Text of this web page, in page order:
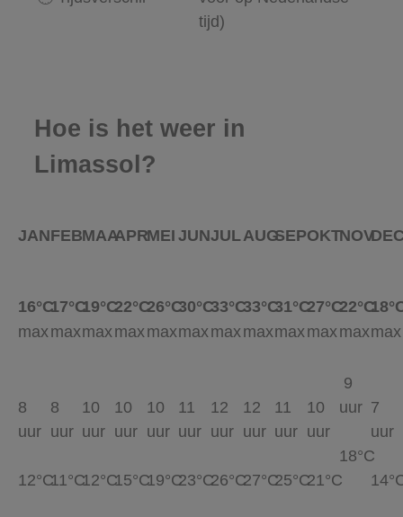
tijd)
Hoe is het weer in
Limassol?
JAN
16°C
max
8
uur
12°C
FEB
17°C
max
8
uur
11°C
MAA
19°C
max
10
uur
12°C
APR
22°C
max
10
uur
15°C
MEI
26°C
max
10
uur
19°C
JUN
30°C
max
11
uur
23°C
JUL
33°C
max
12
uur
26°C
AUG
33°C
max
12
uur
27°C
SEP
31°C
max
11
uur
25°C
OKT
27°C
max
10
uur
21°C
NOV
22°C
max
9
uur
18°C
max
7
uur